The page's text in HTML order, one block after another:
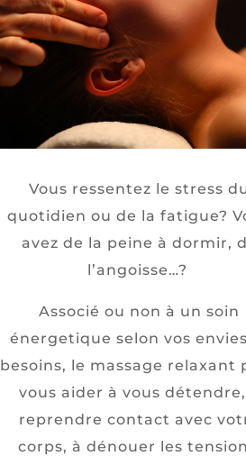
Vous ressentez le stress
quotidien ou de la fatigue?
avez de la peine à dormir,
l’angoisse…?
Associé ou non à un soin
énergetique selon vos
besoins, le massage relaxant
vous aider à vous
reprendre contact avec
corps, à dénouer les